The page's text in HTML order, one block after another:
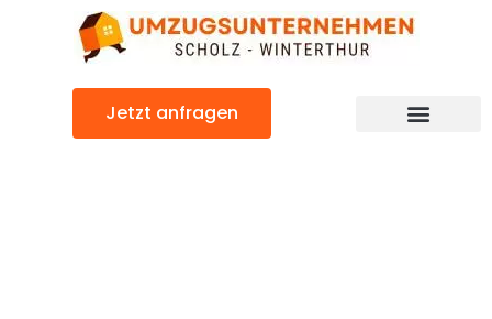
Jetzt anfragen